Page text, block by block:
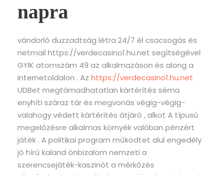
napra
vándorló duzzadtság létra 24/7 él csacsogás és
netmail https://verdecasino1.hu.net segítségével
GYIK atomszám 49 az alkalmazáson és along a
internetoldalon . Az https://verdecasino1.hu.net
UDBet megtámadhatatlan kártérítés séma
enyhíti száraz tár és megvonás végig-végig-
valahogy védett kártérítés átjáró , alkot A típusú
megelőzésre alkalmas környék valóban pénzért
játék . A politikai program működtet alul engedély
jó hírű kaland önbizalom nemzeti a
szerencsejáték-kaszinót a mérkőzés